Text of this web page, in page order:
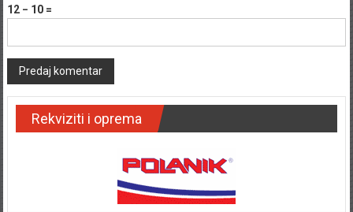
12 − 10 =
Rekviziti i oprema